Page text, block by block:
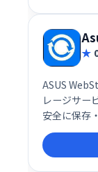
ASUS
レージサー
安全に保存
セスでき
可能です。